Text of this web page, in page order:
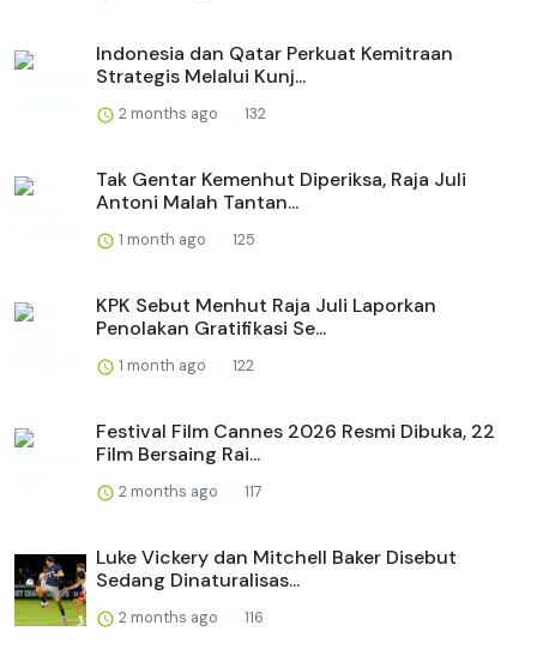
Indonesia dan Qatar Perkuat Kemitraan
Strategis Melalui Kunj...
2 months ago 132
Tak Gentar Kemenhut Diperiksa, Raja Juli
Antoni Malah Tantan...
1 month ago 125
KPK Sebut Menhut Raja Juli Laporkan
Penolakan Gratifikasi Se...
1 month ago 122
Festival Film Cannes 2026 Resmi Dibuka, 22
Film Bersaing Rai...
2 months ago 117
Luke Vickery dan Mitchell Baker Disebut
Sedang Dinaturalisas...
2 months ago 116